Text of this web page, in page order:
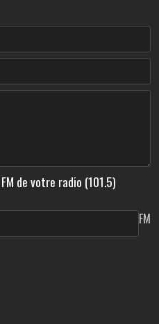
de votre radio (101.5)
FM